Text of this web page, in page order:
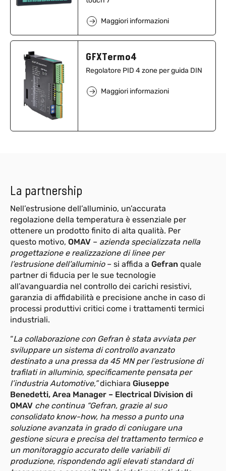
Maggiori informazioni
GFXTermo4
Regolatore PID 4 zone per guida DIN
Maggiori informazioni
La partnership
Nell’estrusione dell’alluminio, un’accurata
regolazione della temperatura è essenziale per
ottenere un prodotto finito di alta qualità. Per
questo motivo, OMAV – azienda specializzata nella
progettazione e realizzazione di linee per
l’estrusione dell’alluminio– si affida a Gefran quale
partner di fiducia per le sue tecnologie
all’avanguardia nel controllo dei carichi resistivi,
garanzia di affidabilità e precisione anche in caso di
processi produttivi critici come i trattamenti termici
industriali.
“La collaborazione con Gefran è stata avviata per
sviluppare un sistema di controllo avanzato
destinato a una pressa da 45 MN per l’estrusione di
trafilati in alluminio, specificamente pensata per
l’industria Automotive,”dichiara Giuseppe
Benedetti, Area Manager – Electrical Division di
OMAV che continua “Gefran, grazie al suo
consolidato know-how, ha messo a punto una
soluzione avanzata in grado di coniugare una
gestione sicura e precisa del trattamento termico e
un monitoraggio accurato delle variabili di
produzione, rispondendo agli elevati standard di